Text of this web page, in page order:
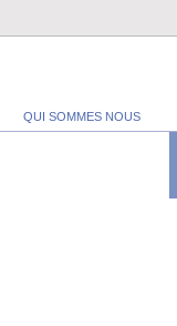
QUI SOMMES NOUS